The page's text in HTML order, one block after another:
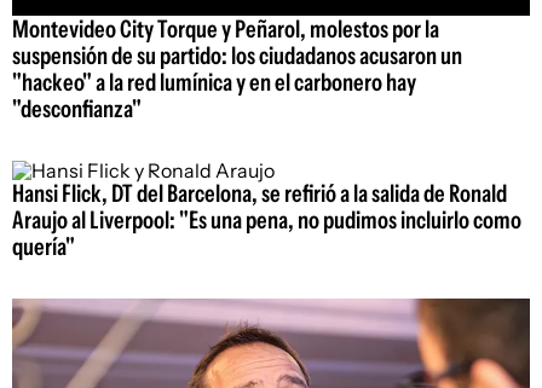
Montevideo City Torque y Peñarol, molestos por la
suspensión de su partido: los ciudadanos acusaron un
"hackeo" a la red lumínica y en el carbonero hay
"desconfianza"
Hansi Flick, DT del Barcelona, se refirió a la salida de Ronald
Araujo al Liverpool: "Es una pena, no pudimos incluirlo como
quería"